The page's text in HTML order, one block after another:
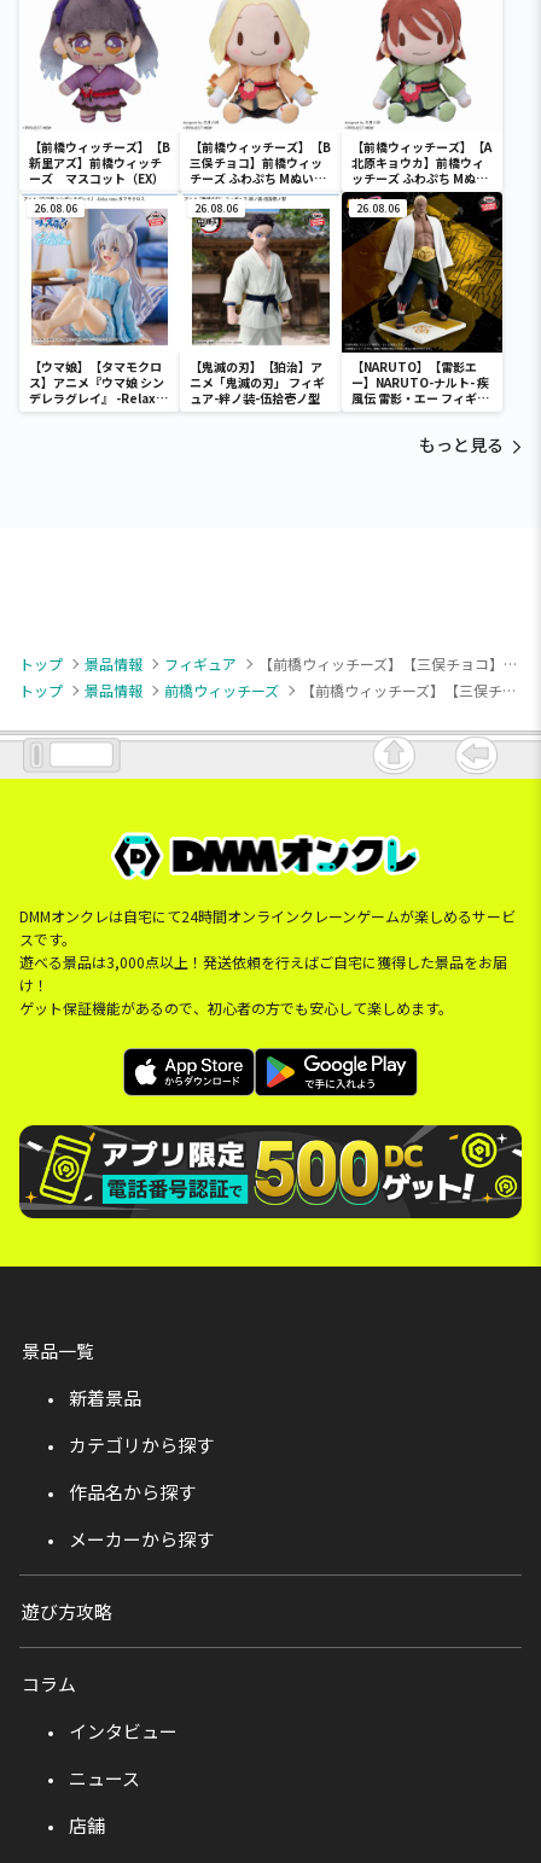
【前橋ウィッチーズ】【B
新里アズ】前橋ウィッチ
ーズ マスコット（EX）
【前橋ウィッチーズ】【B
三俣チョコ】前橋ウィッ
チーズ ふわぷち Mぬいぐ
るみ“北原キョウカ＆三俣
チョコ”
【前橋ウィッチーズ】【A
北原キョウカ】前橋ウィ
ッチーズ ふわぷち Mぬい
ぐるみ“北原キョウカ＆三
俣チョコ”
26.08.06
【ウマ娘】【タマモクロ
ス】アニメ『ウマ娘 シン
デレラグレイ』 -Relax
time-タマモクロス
26.08.06
【鬼滅の刃】【狛治】ア
ニメ「鬼滅の刃」 フィギ
ュア-絆ノ装-伍拾壱ノ型
26.08.06
【NARUTO】【雷影エ
ー】NARUTO-ナルト- 疾
風伝 雷影・エー フィギュ
ア～五影集結…!!～
もっと見る
トップ 景品情報 フィギュア
【前橋ウィッチーズ】【三俣チョコ】前橋ウィッチーズ Desktop×Decorate Collections “三俣チョコ”
トップ
景品情報 前橋ウィッチーズ 【前橋ウィッチーズ】【三俣チョコ】前橋ウィッチーズ Desktop×Decorate Collections “三俣チョコ”
DMMオンクレは自宅にて24時間オンラインクレーンゲームが楽しめるサービ
スです。
遊べる景品は3,000点以上！発送依頼を行えばご自宅に獲得した景品をお届
け！
ゲット保証機能があるので、初心者の方でも安心して楽しめます。
景品一覧
新着景品
カテゴリから探す
作品名から探す
メーカーから探す
遊び方攻略
コラム
インタビュー
ニュース
店舗